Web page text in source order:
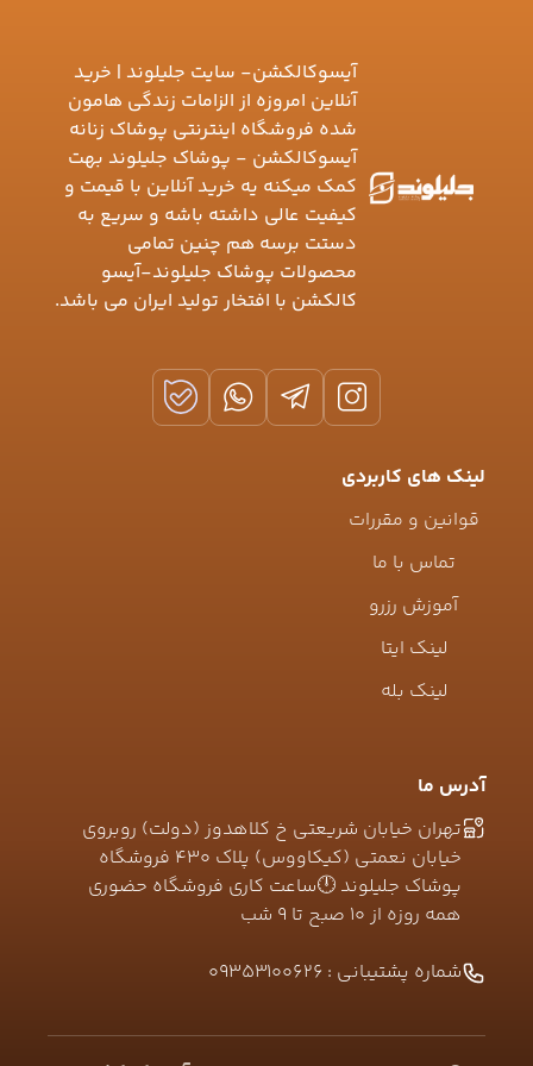
آیسوکالکشن- سایت جلیلوند | خرید
آنلاین امروزه از الزامات زندگی هامون
شده فروشگاه اینترنتی پوشاک زنانه
آیسوکالکشن - پوشاک جلیلوند بهت
کمک میکنه یه خرید آنلاین با قیمت و
کیفیت عالی داشته باشه و سریع به
دستت برسه هم چنین تمامی
محصولات پوشاک جلیلوند-آیسو
کالکشن با افتخار تولید ایران می باشد.
لینک های کاربردی
قوانین و مقررات
تماس با ما
آموزش رزرو
لینک ایتا
لینک بله
آدرس ما
تهران خیابان شریعتی خ کلاهدوز (دولت) روبروی
خیابان نعمتی (کیکاووس) پلاک ۴۳۰ فروشگاه
پوشاک جلیلوند 🕛ساعت کاری فروشگاه حضوری
همه روزه از ۱۰ صبح تا ۹ شب
شماره پشتیبانی : 09353100626